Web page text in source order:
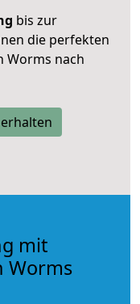
bis zur
die perfekten
Worms nach
mit
Worms